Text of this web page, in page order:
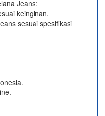
Jeans:
keinginan.
sesuai spesifikasi